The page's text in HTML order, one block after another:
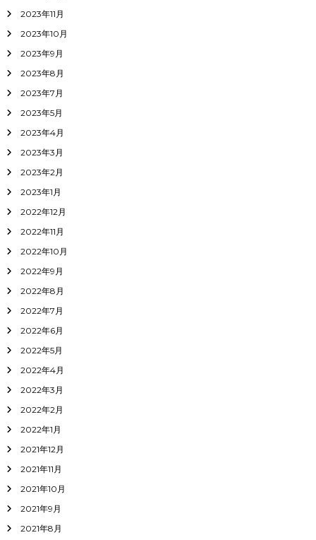
2023年11月
2023年10月
2023年9月
2023年8月
2023年7月
2023年5月
2023年4月
2023年3月
2023年2月
2023年1月
2022年12月
2022年11月
2022年10月
2022年9月
2022年8月
2022年7月
2022年6月
2022年5月
2022年4月
2022年3月
2022年2月
2022年1月
2021年12月
2021年11月
2021年10月
2021年9月
2021年8月